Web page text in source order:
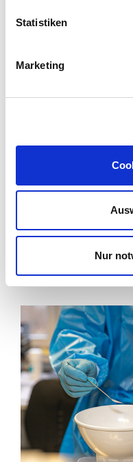
Statistiken
Marketing
Nur